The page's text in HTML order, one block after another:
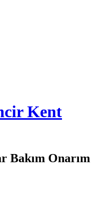
Kent
Bakım Onarım